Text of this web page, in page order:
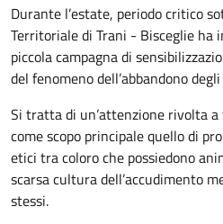
Durante l’estate, periodo critico
Territoriale di Trani - Bisceglie ha
piccola campagna di
del fenomeno dell’abbandono
Si tratta di un’attenzione rivolta
come scopo principale quello di
etici tra coloro che possiedono
scarsa cultura dell’accudimento
stessi.